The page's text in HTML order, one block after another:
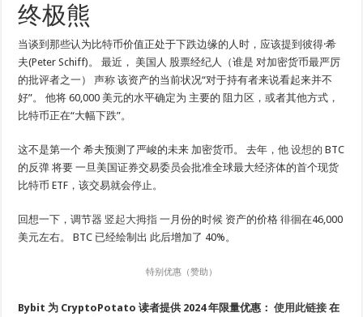
终极熊
当谈到那些认为比特币价值正处于下跌边缘的人时，应该提到彼得·希
夫(Peter Schiff)。 最近，美国人 股票经纪人（谁是 对加密货币最严厉
的批评者之一）声称 该资产的当前状况“对于持有者来说看起来并不
好”。他将 60,000 美元的水平确定为 主要的 阻力区 ，或者其他方式 ，
比特币正在“大幅下跌”。
这不是第一个 希夫预测了严峻的未来 加密货币 。 去年，他设想的 BTC
的反弹将要 一旦美国证券交易委员会批准全球最大经济体的首个现货
比特币 ETF，该交易就会停止。
回想一下，调节器 竖起大拇指 一月份的时候 资产的价格 徘徊在46,000
美元左右。 BTC 已经绘制出 此后增加了 40%。
特别优惠（赞助）
Bybit 为 CryptoPotato 读者提供 2024 年限量优惠：使用此链接 在